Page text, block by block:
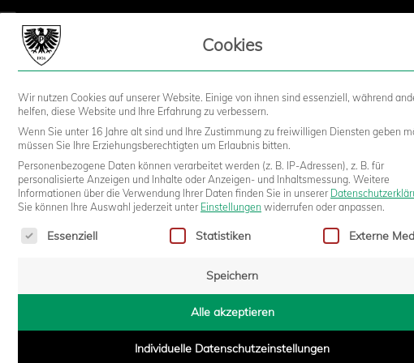
FANS STADION BUSINESS KIDS
ABEND AUSWÄRTS AUF DEN TUS
- 14:22
Cookies
Wir nutzen Cookies auf unserer Website. Einige von ihnen sind essenziell, während
helfen, diese Website und Ihre Erfahrung zu verbessern.
Wenn Sie unter 16 Jahre alt sind und Ihre Zustimmung zu freiwilligen Diensten geben
müssen Sie Ihre Erziehungsberechtigten um Erlaubnis bitten.
Personenbezogene Daten können verarbeitet werden (z. B. IP-Adressen), z. B. für
personalisierte Anzeigen und Inhalte oder Anzeigen- und Inhaltsmessung. Weitere
Informationen über die Verwendung Ihrer Daten finden Sie in unserer
Sie können Ihre Auswahl jederzeit unter Einstellungen widerrufen oder anpassen.
Es folgt eine Liste der Service-Gruppen, für die eine Einwilligung erteilt
Essenziell Statistiken Externe
Speichern
Alle akzeptieren
Individuelle Datenschutzeinstellungen